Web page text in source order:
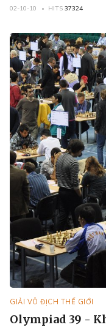
02-10-10 HITS 37324
GIẢI VÔ ĐỊCH THẾ GIỚI
Olympiad 39 -